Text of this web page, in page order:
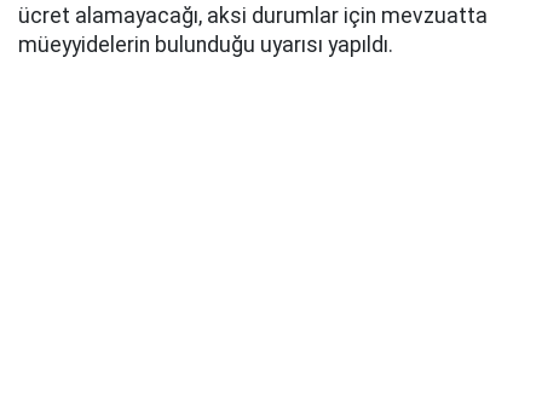
ücret alamayacağı, aksi durumlar için mevzuatta
müeyyidelerin bulunduğu uyarısı yapıldı.